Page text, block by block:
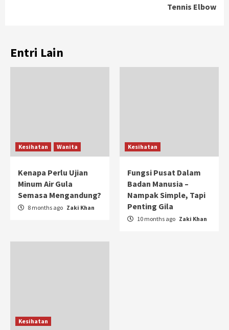
Tennis Elbow
Entri Lain
Kesihatan Wanita
Kenapa Perlu Ujian
Minum Air Gula
Semasa Mengandung?
8 months ago Zaki Khan
Kesihatan
Fungsi Pusat Dalam
Badan Manusia –
Nampak Simple, Tapi
Penting Gila
10 months ago Zaki Khan
Kesihatan